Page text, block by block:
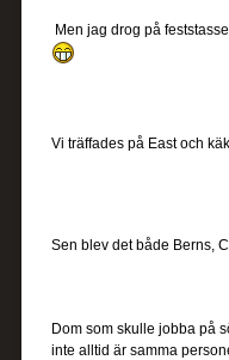
Men jag drog på
Vi träffades på East och
Sen blev det både Berns,
Dom som skulle jobba på
inte alltid är samma